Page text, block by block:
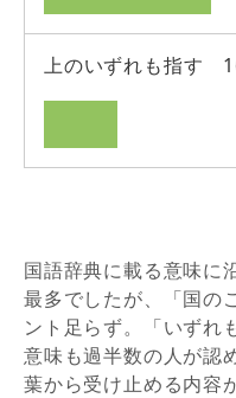
上のいずれも指す
国語辞典に載る意味に
最多でしたが、「国の
ント足らず。「いずれ
意味も過半数の人が認
葉から受け止める内容